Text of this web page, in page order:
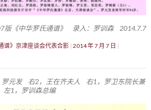
版《中华罗氏通谱》 录入：罗训森 2014.7.7
谱》京津座谈会代表合影 2014 年 7 月 7 日
罗元发 右2，王在齐夫人 右1，罗卫东院长兼
1，罗训森总编